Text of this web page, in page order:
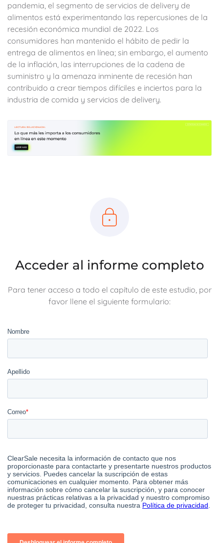
pandemia, el segmento de servicios de delivery de
alimentos está experimentando las repercusiones de la
recesión económica mundial de 2022. Los
consumidores han mantenido el hábito de pedir la
entrega de alimentos en línea; sin embargo, el aumento
de la inflación, las interrupciones de la cadena de
suministro y la amenaza inminente de recesión han
contribuido a crear tiempos difíciles e inciertos para la
industria de comida y servicios de delivery.
Acceder al informe completo
Para tener acceso a todo el capítulo de este estudio, por
favor llene el siguiente formulario: